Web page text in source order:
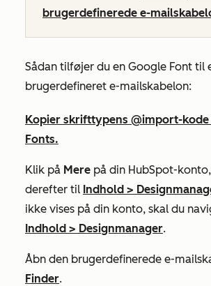
brugerdefinerede e-
Sådan tilføjer du en Google Font til
brugerdefineret e-mailskabelon:
Kopier skrifttypens @import-
Fonts.
Klik på Mere på din HubSpot-
derefter til Indhold >
ikke vises på din konto, skal du
Indhold > Designmanager.
Åbn den brugerdefinerede e-
Finder.